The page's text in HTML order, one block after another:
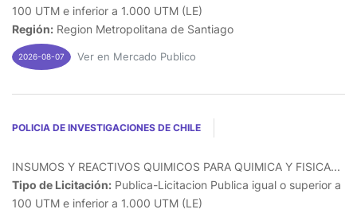
100 UTM e inferior a 1.000 UTM (LE)
Región: Region Metropolitana de Santiago
2026-08-07 Ver en Mercado Publico
POLICIA DE INVESTIGACIONES DE CHILE
INSUMOS Y REACTIVOS QUIMICOS PARA QUIMICA Y FISICA...
Tipo de Licitación: Publica-Licitacion Publica igual o superior a
100 UTM e inferior a 1.000 UTM (LE)